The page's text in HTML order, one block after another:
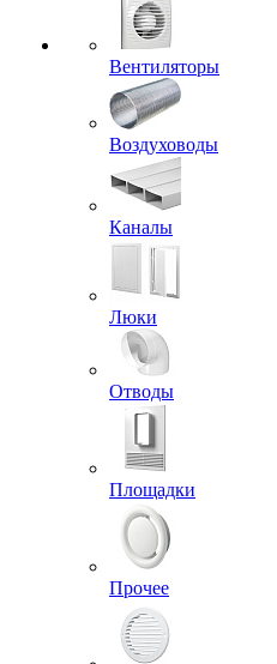
Вентиляторы
Воздуховоды
Каналы
Люки
Отводы
Площадки
Прочее